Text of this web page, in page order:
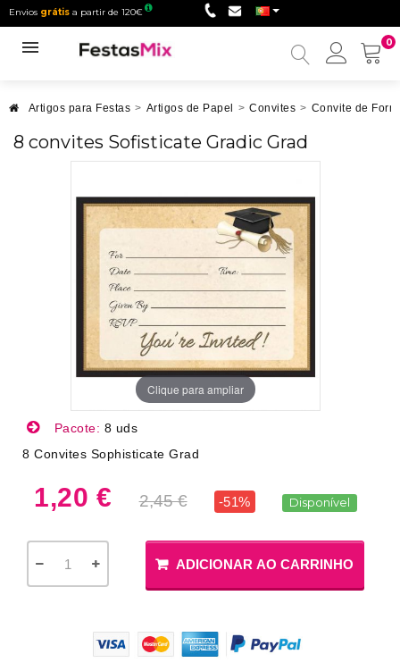
Envios grátis a partir de 120€
0
Minha
Artigos para Festas > Artigos de Papel > Convites > Convite de
8 convites Sofisticate Gradic Grad
Clique para ampliar
Pacote: 8 uds
8 Convites Sophisticate Grad
1,20 € 2,45 € -51% Disponível
ADICIONAR AO CARRINHO